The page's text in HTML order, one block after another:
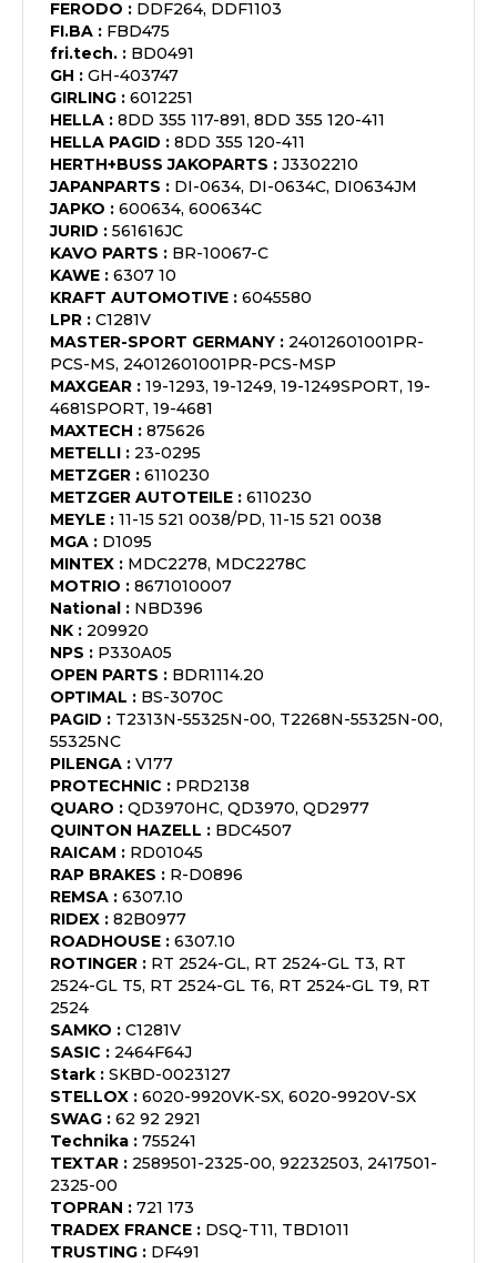
FERODO : DDF264, DDF1103
FI.BA : FBD475
fri.tech. : BD0491
GH : GH-403747
GIRLING : 6012251
HELLA : 8DD 355 117-891, 8DD 355 120-411
HELLA PAGID : 8DD 355 120-411
HERTH+BUSS JAKOPARTS : J3302210
JAPANPARTS : DI-0634, DI-0634C, DI0634JM
JAPKO : 600634, 600634C
JURID : 561616JC
KAVO PARTS : BR-10067-C
KAWE : 6307 10
KRAFT AUTOMOTIVE : 6045580
LPR : C1281V
MASTER-SPORT GERMANY : 24012601001PR-
PCS-MS, 24012601001PR-PCS-MSP
MAXGEAR : 19-1293, 19-1249, 19-1249SPORT, 19-
4681SPORT, 19-4681
MAXTECH : 875626
METELLI : 23-0295
METZGER : 6110230
METZGER AUTOTEILE : 6110230
MEYLE : 11-15 521 0038/PD, 11-15 521 0038
MGA : D1095
MINTEX : MDC2278, MDC2278C
MOTRIO : 8671010007
National : NBD396
NK : 209920
NPS : P330A05
OPEN PARTS : BDR1114.20
OPTIMAL : BS-3070C
PAGID : T2313N-55325N-00, T2268N-55325N-00,
55325NC
PILENGA : V177
PROTECHNIC : PRD2138
QUARO : QD3970HC, QD3970, QD2977
QUINTON HAZELL : BDC4507
RAICAM : RD01045
RAP BRAKES : R-D0896
REMSA : 6307.10
RIDEX : 82B0977
ROADHOUSE : 6307.10
ROTINGER : RT 2524-GL, RT 2524-GL T3, RT
2524-GL T5, RT 2524-GL T6, RT 2524-GL T9, RT
2524
SAMKO : C1281V
SASIC : 2464F64J
Stark : SKBD-0023127
STELLOX : 6020-9920VK-SX, 6020-9920V-SX
SWAG : 62 92 2921
Technika : 755241
TEXTAR : 2589501-2325-00, 92232503, 2417501-
2325-00
TOPRAN : 721 173
TRADEX FRANCE : DSQ-T11, TBD1011
TRUSTING : DF491